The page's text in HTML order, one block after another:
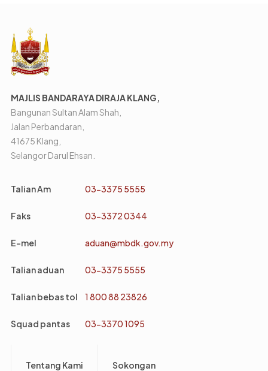
MAJLIS BANDARAYA DIRAJA KLANG,
Bangunan Sultan Alam Shah,
Jalan Perbandaran,
41675 Klang,
Selangor Darul Ehsan.
Talian Am 03-3375 5555
Faks 03-3372 0344
E-mel aduan@mbdk.gov.my
Talian aduan 03-3375 5555
Talian bebas tol 1 800 88 23826
Squad pantas 03-3370 1095
Tentang Kami Sokongan